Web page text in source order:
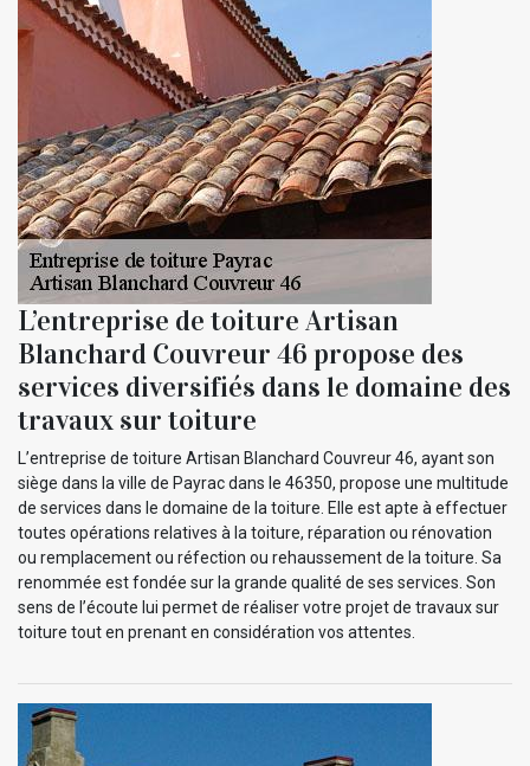
L’entreprise de toiture Artisan
Blanchard Couvreur 46 propose des
services diversifiés dans le domaine des
travaux sur toiture
L’entreprise de toiture Artisan Blanchard Couvreur 46, ayant son
siège dans la ville de Payrac dans le 46350, propose une multitude
de services dans le domaine de la toiture. Elle est apte à effectuer
toutes opérations relatives à la toiture, réparation ou rénovation
ou remplacement ou réfection ou rehaussement de la toiture. Sa
renommée est fondée sur la grande qualité de ses services. Son
sens de l’écoute lui permet de réaliser votre projet de travaux sur
toiture tout en prenant en considération vos attentes.